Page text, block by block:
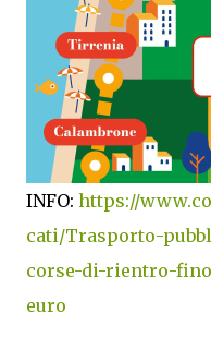
INFO: https://
cati/Trasporto-
corse-di-rientro-
euro